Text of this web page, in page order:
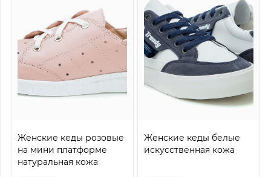
Женские кеды розовые
на мини платформе
натуральная кожа
Женские кеды белые
искусственная кожа